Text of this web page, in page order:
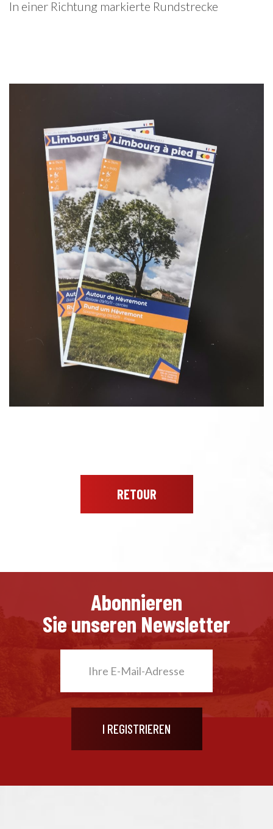
In einer Richtung markierte Rundstrecke
RETOUR
Abonnieren
Sie unseren Newsletter